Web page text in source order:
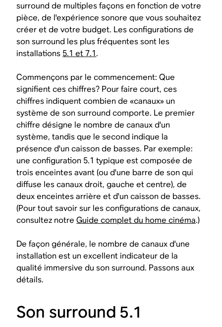
surround de multiples façons en fonction de votre
pièce, de l'expérience sonore que vous souhaitez
créer et de votre budget. Les configurations de
son surround les plus fréquentes sont les
installations 5.1 et 7.1.
Commençons par le commencement: Que
signifient ces chiffres? Pour faire court, ces
chiffres indiquent combien de «canaux» un
système de son surround comporte. Le premier
chiffre désigne le nombre de canaux d'un
système, tandis que le second indique la
présence d'un caisson de basses. Par exemple:
une configuration 5.1 typique est composée de
trois enceintes avant (ou d'une barre de son qui
diffuse les canaux droit, gauche et centre), de
deux enceintes arrière et d'un caisson de basses.
(Pour tout savoir sur les configurations de canaux,
consultez notreGuide complet du home cinéma.)
De façon générale, le nombre de canaux d'une
installation est un excellent indicateur de la
qualité immersive du son surround. Passons aux
détails.
Son surround 5.1